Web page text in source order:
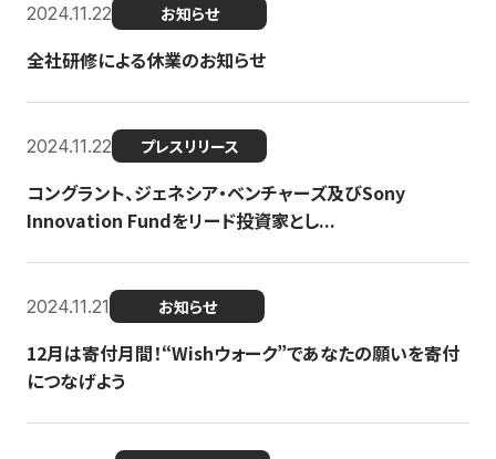
2024.11.22 お知らせ
全社研修による休業のお知らせ
2024.11.22 プレスリリース
コングラント、ジェネシア・ベンチャーズ及びSony
Innovation Fundをリード投資家とし...
2024.11.21 お知らせ
12月は寄付月間！“Wishウォーク”であなたの願いを寄付
につなげよう